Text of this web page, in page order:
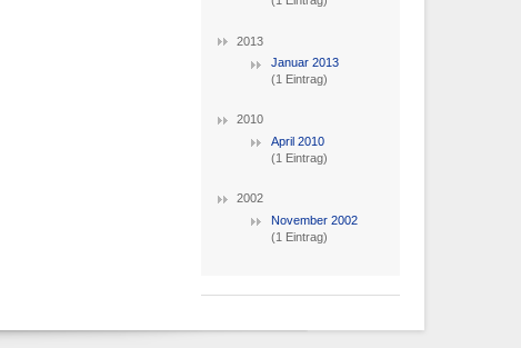
2013
Januar 2013
(1 Eintrag)
2010
April 2010
(1 Eintrag)
2002
November 2002
(1 Eintrag)